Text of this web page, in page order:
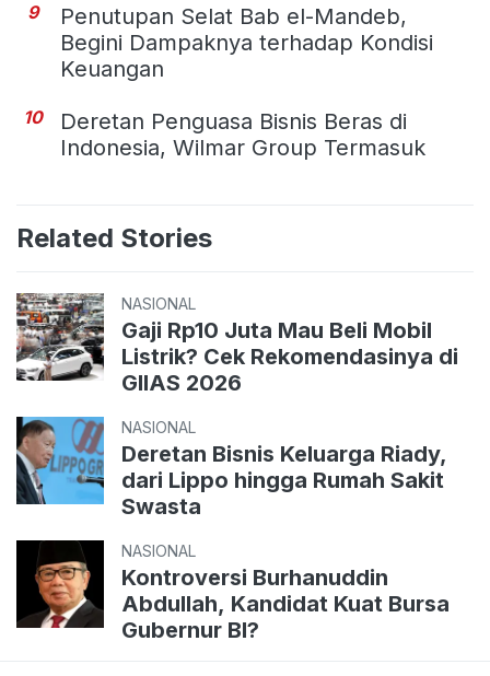
9
Penutupan Selat Bab el-Mandeb,
Begini Dampaknya terhadap Kondisi
Keuangan
10
Deretan Penguasa Bisnis Beras di
Indonesia, Wilmar Group Termasuk
Related Stories
NASIONAL
Gaji Rp10 Juta Mau Beli Mobil
Listrik? Cek Rekomendasinya di
GIIAS 2026
NASIONAL
Deretan Bisnis Keluarga Riady,
dari Lippo hingga Rumah Sakit
Swasta
NASIONAL
Kontroversi Burhanuddin
Abdullah, Kandidat Kuat Bursa
Gubernur BI?